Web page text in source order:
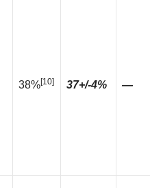
38%[10] 37+/-4% —